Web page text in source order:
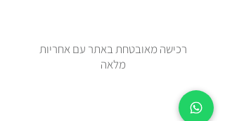
רכישה מאובטחת באתר עם אחריות
מלאה